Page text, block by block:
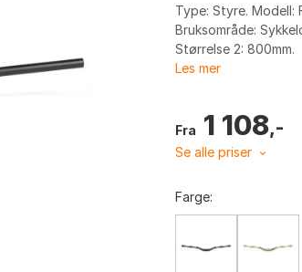
Type: Styre. Modell:
Bruksområde:
Størrelse 2: 800mm.
Les mer
Fra 1 108,-
Se alle priser
Farge: